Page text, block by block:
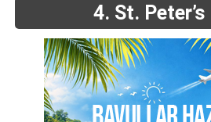
4. St.